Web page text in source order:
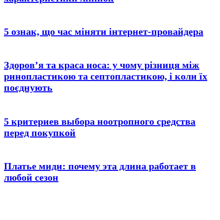
5 ознак, що час міняти інтернет-провайдера
Здоров’я та краса носа: у чому різниця між
ринопластикою та септопластикою, і коли їх
поєднують
5 критериев выбора ноотропного средства
перед покупкой
Платье миди: почему эта длина работает в
любой сезон